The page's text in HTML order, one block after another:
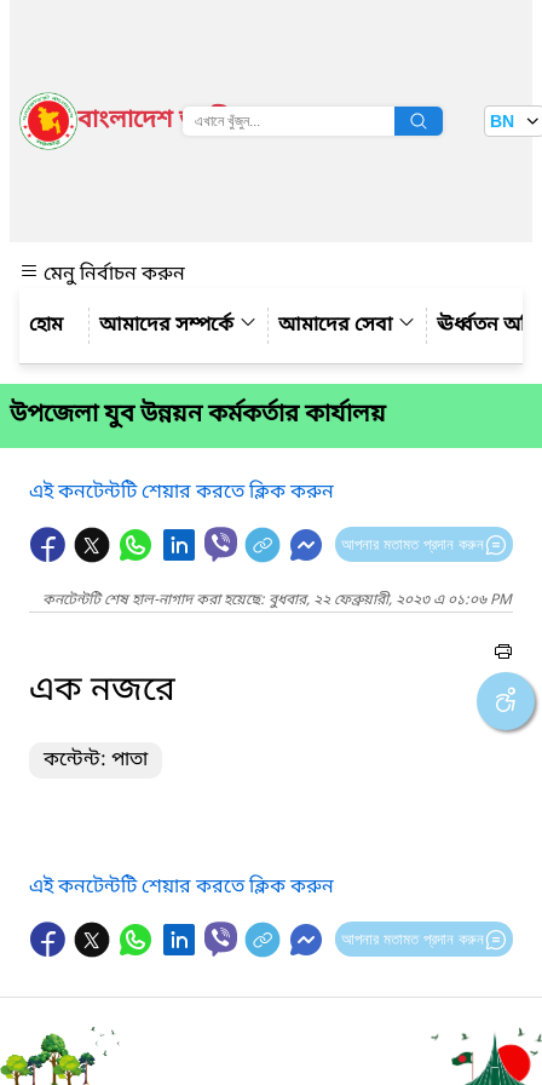
বাংলাদেশ জাতীয় তথ্য বাতায়ন BN
মেনু নির্বাচন করুন
আমাদের সম্পর্কে
আমাদের সেবা ঊর্ধ্বতন
উপজেলা যুব উন্নয়ন কর্মকর্তার কার্যালয়
এই কনটেন্টটি শেয়ার করতে ক্লিক করুন
আপনার মতামত প্রদান করুন
কনটেন্টটি শেষ হাল-নাগাদ করা হয়েছে: বুধবার, ২২ ফেব্রুয়ারী, ২০২৩ এ ০১:০৬ PM
এক নজরে
কন্টেন্ট: পাতা
এই কনটেন্টটি শেয়ার করতে ক্লিক করুন
আপনার মতামত প্রদান করুন